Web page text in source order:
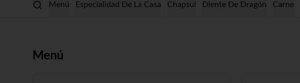
Menú Especialidad De La Casa Chapsui Diente De Dragón Carne
Menú